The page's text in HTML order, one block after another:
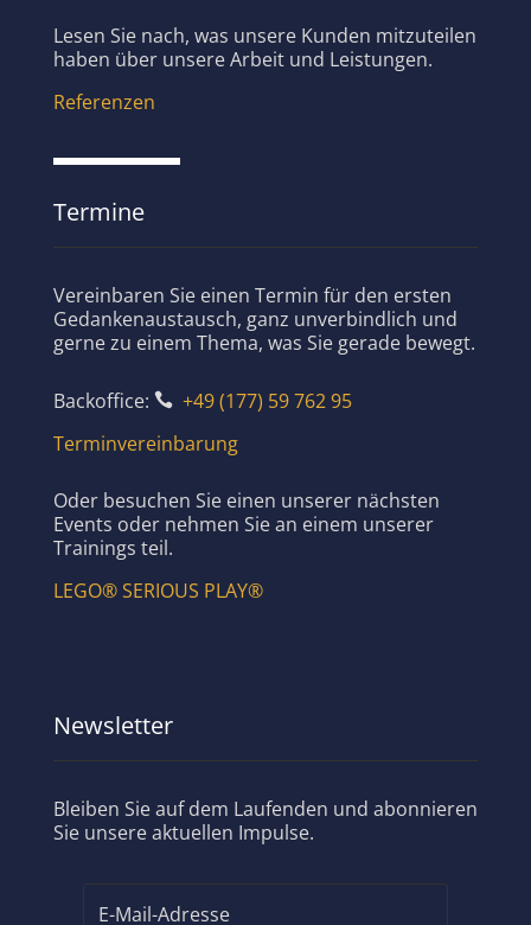
Lesen Sie nach, was unsere Kunden mitzuteilen
haben über unsere Arbeit und Leistungen.
Referenzen
Termine
Vereinbaren Sie einen Termin für den ersten
Gedankenaustausch, ganz unverbindlich und
gerne zu einem Thema, was Sie gerade bewegt.
Backoffice:  +49 (177) 59 762 95
Terminvereinbarung
Oder besuchen Sie einen unserer nächsten
Events oder nehmen Sie an einem unserer
Trainings teil.
LEGO® SERIOUS PLAY®
Newsletter
Bleiben Sie auf dem Laufenden und abonnieren
Sie unsere aktuellen Impulse.